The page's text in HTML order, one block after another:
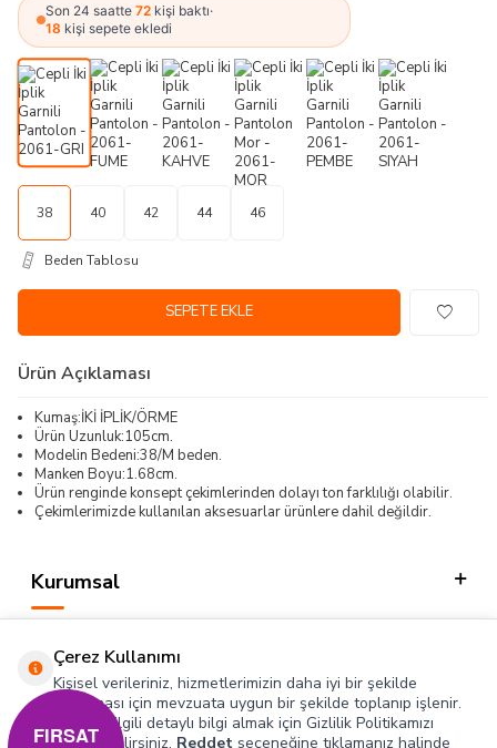
Son 24 saatte 72 kişi baktı·
18 kişi sepete ekledi
38 40 42 44 46
Beden Tablosu
SEPETE EKLE
Ürün Açıklaması
Kumaş:İKİ İPLİK/ÖRME
Ürün Uzunluk:105cm.
Modelin Bedeni:38/M beden.
Manken Boyu:1.68cm.
Ürün renginde konsept çekimlerinden dolayı ton farklılığı olabilir.
Çekimlerimizde kullanılan aksesuarlar ürünlere dahil değildir.
Kurumsal
Hızlı Erişim
Sosyal
Çerez Kullanımı
Kişisel verileriniz, hizmetlerimizin daha iyi bir şekilde
sunulması için mevzuata uygun bir şekilde toplanıp işlenir.
Konuyla ilgili detaylı bilgi almak için Gizlilik Politikamızı
inceleyebilirsiniz. Reddet seçeneğine tıklamanız halinde
FIRSAT